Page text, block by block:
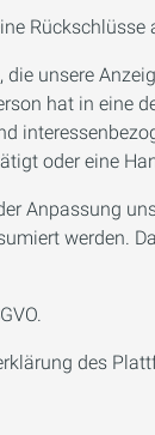
Rückschlüsse
unsere
hat in eine
oder eine
Anpassung
des